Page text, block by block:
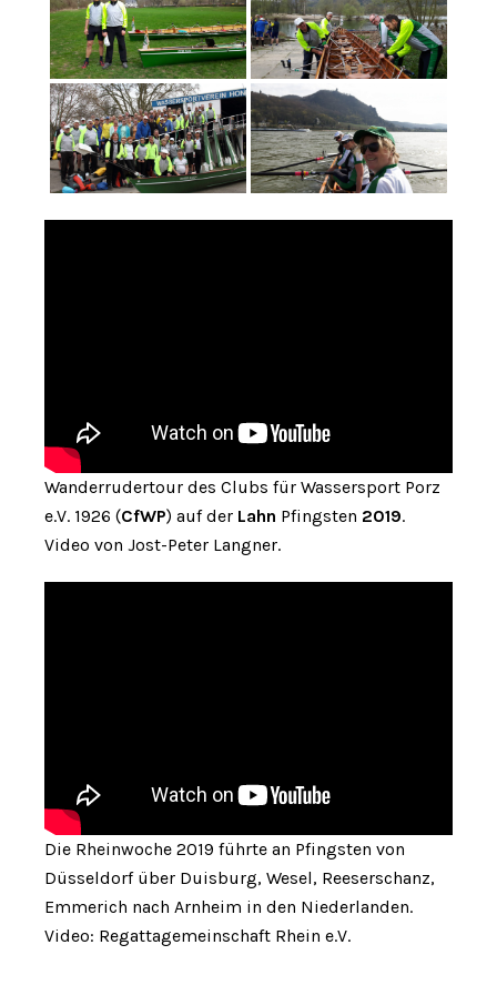
Wanderrudertour des Clubs für Wassersport Porz
e.V. 1926 (CfWP) auf der Lahn Pfingsten 2019.
Video von Jost-Peter Langner.
Die Rheinwoche 2019 führte an Pfingsten von
Düsseldorf über Duisburg, Wesel, Reeserschanz,
Emmerich nach Arnheim in den Niederlanden.
Video: Regattagemeinschaft Rhein e.V.